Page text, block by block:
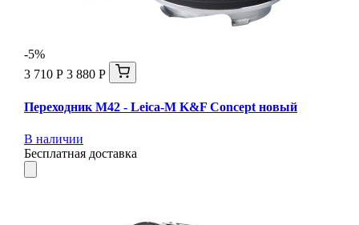
-5%
3 710 Р 3 880 Р
Переходник M42 - Leica-M K&F Concept новый
В наличии
Бесплатная доставка